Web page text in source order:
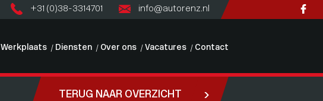
+31 (0)38-3314701 info@autorenz.nl
Werkplaats Diensten Over ons Vacatures Contact
TERUG NAAR OVERZICHT